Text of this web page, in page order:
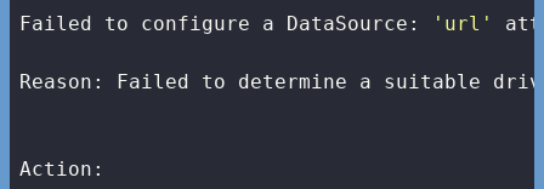
Failed to configure a DataSource: 'url'
Reason: Failed to determine a suitable
Action: